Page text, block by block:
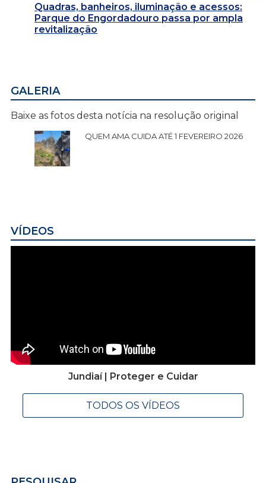
Quadras, banheiros, iluminação e acessos:
Parque do Engordadouro passa por ampla
revitalização
GALERIA
Baixe as fotos desta notícia na resolução original
QUEM AMA CUIDA ATÉ 1 FEVEREIRO 2026
VÍDEOS
Jundiaí | Proteger e Cuidar
TODOS OS VÍDEOS